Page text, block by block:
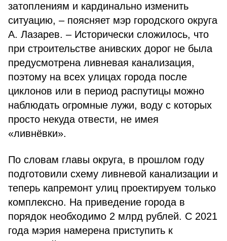
затоплениям и кардинально изменить
ситуацию, – поясняет мэр городского округа
А. Лазарев. – Исторически сложилось, что
при строительстве анивских дорог не была
предусмотрена ливневая канализация,
поэтому на всех улицах города после
циклонов или в период распутицы можно
наблюдать огромные лужи, воду с которых
просто некуда отвести, не имея
«ливнёвки».
По словам главы округа, в прошлом году
подготовили схему ливневой канализации и
теперь капремонт улиц проектируем только
комплексно. На приведение города в
порядок необходимо 2 млрд рублей. С 2021
года мэрия намерена приступить к